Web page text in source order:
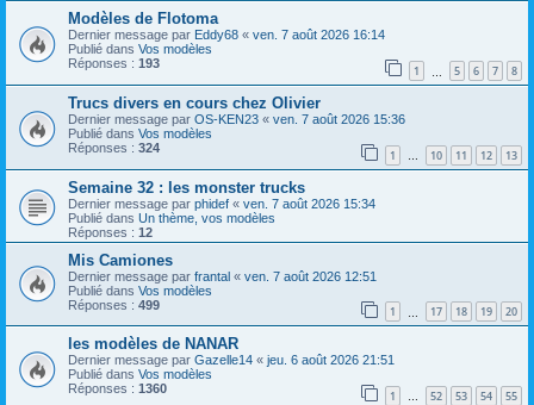
Modèles de Flotoma
Dernier message par Eddy68 « ven. 7 août 2026 16:14
Publié dans Vos modèles
Réponses : 193 1 5 6 7 8
Trucs divers en cours chez Olivier
Dernier message par OS-KEN23 « ven. 7 août 2026 15:36
Publié dans Vos modèles
Réponses : 324 1 … 10 11 12 13
Semaine 32 : les monster trucks
Dernier message par phidef « ven. 7 août 2026 15:34
Publié dans Un thème, vos modèles
Réponses : 12
Mis Camiones
Dernier message par frantal « ven. 7 août 2026 12:51
Publié dans Vos modèles
Réponses : 499 1 17 18 19 20
les modèles de NANAR
Dernier message par Gazelle14 « jeu. 6 août 2026 21:51
Publié dans Vos modèles
Réponses : 1360 1 … 52 53 54 55